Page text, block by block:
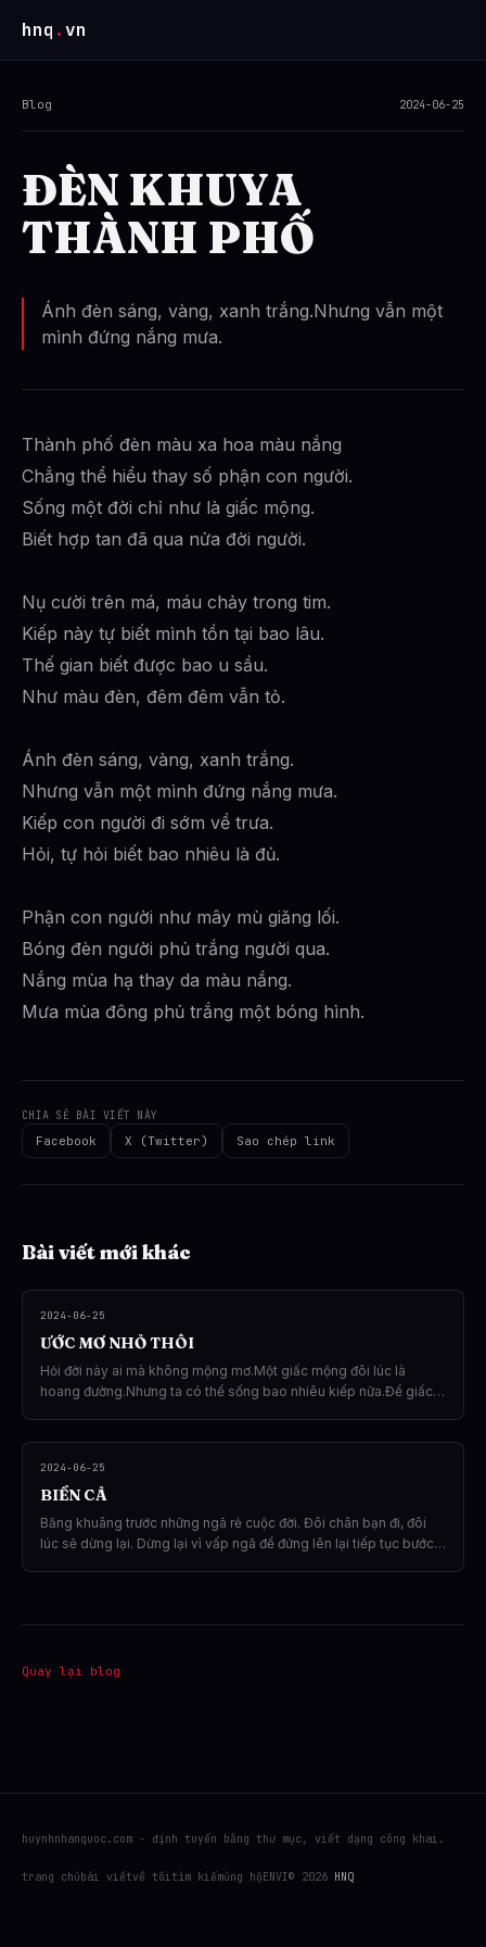
hnq .vn
Blog 2024-06-25
ĐÈN KHUYA
THÀNH PHỐ
Ánh đèn sáng, vàng, xanh trắng.Nhưng vẫn một
mình đứng nắng mưa.
Thành phố đèn màu xa hoa màu nắng
Chẳng thể hiểu thay số phận con người.
Sống một đời chỉ như là giấc mộng.
Biết hợp tan đã qua nửa đời người.
Nụ cười trên má, máu chảy trong tim.
Kiếp này tự biết mình tồn tại bao lâu.
Thế gian biết được bao u sầu.
Như màu đèn, đêm đêm vẫn tỏ.
Ánh đèn sáng, vàng, xanh trắng.
Nhưng vẫn một mình đứng nắng mưa.
Kiếp con người đi sớm về trưa.
Hỏi, tự hỏi biết bao nhiêu là đủ.
Phận con người như mây mù giăng lối.
Bóng đèn người phủ trắng người qua.
Nắng mùa hạ thay da màu nắng.
Mưa mùa đông phủ trắng một bóng hình.
CHIA SẺ BÀI VIẾT NÀY
Facebook X (Twitter) Sao chép link
Bài viết mới khác
2024-06-25
ƯỚC MƠ NHỎ THÔI
Hỏi đời này ai mà không mộng mơ.Một giấc mộng đôi lúc là
hoang đường.Nhưng ta có thể sống bao nhiêu kiếp nữa.Để giấc
2024-06-25
BIỂN CẢ
Băng khuâng trước những ngã rẻ cuộc đời. Đôi chân bạn đi, đôi
lúc sẽ dừng lại. Dừng lại vì vấp ngã để đứng lên lại tiếp tục bước
Quay lại blog
huynhnhanquoc.com - định tuyến bằng thư mục, viết dạng công khai.
trang chủ bài viếtvề tôitìm kiếmủng hộ ENVI© 2026 HNQ